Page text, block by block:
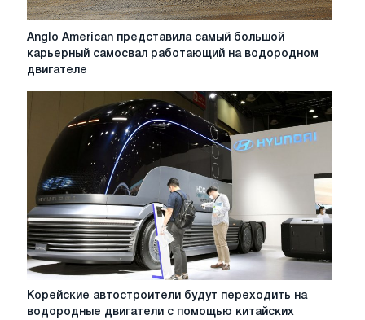
Anglo
представила
карьерный
самосвал
работающий
водородном
двигателе
Anglo American представила самый большой
карьерный самосвал работающий на водородном
двигателе
Корейские
Корейские автостроители будут переходить на
водородные двигатели с помощью китайских